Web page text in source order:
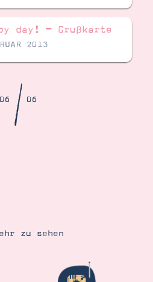
day! – Grußkarte
2013
06/06
zu sehen